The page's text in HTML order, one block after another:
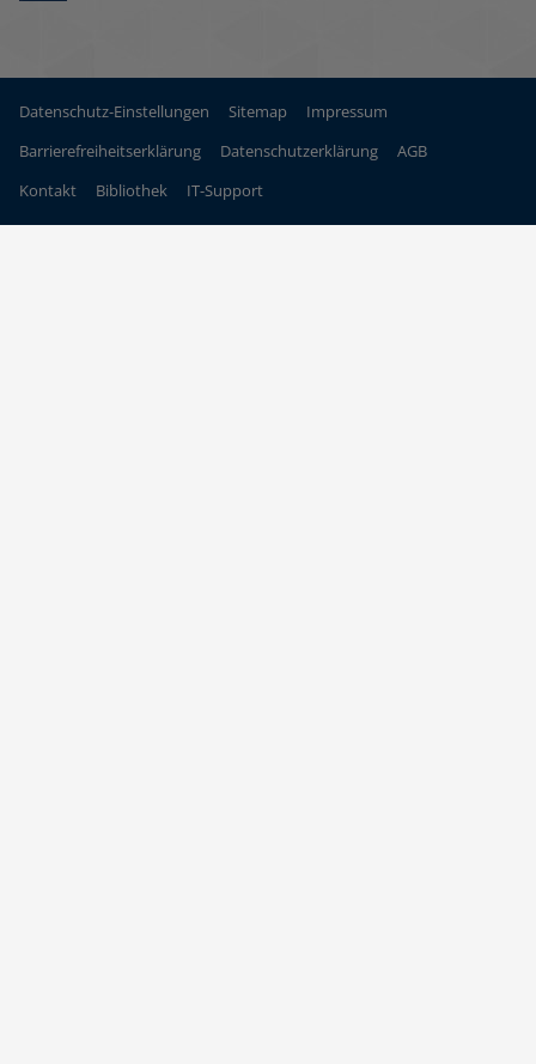
Datenschutz-Einstellungen Sitemap
Impressum
Barrierefreiheitserklärung
Datenschutzerklärung
AGB
Kontakt
Bibliothek IT-Support